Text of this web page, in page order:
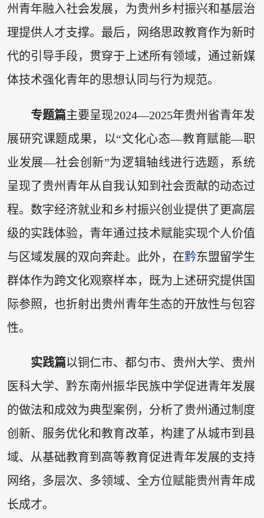
州青年融入社会发展，为贵州乡村振兴和基层治
理提供人才支撑。最后，网络思政教育作为新时
代的引导手段，贯穿于上述所有领域，通过新媒
体技术强化青年的思想认同与行为规范。
专题篇主要呈现2024—2025年贵州省青年发
展研究课题成果，以“文化心态—教育赋能—职
业发展—社会创新”为逻辑轴线进行选题，系统
呈现了贵州青年从自我认知到社会贡献的动态过
程。数字经济就业和乡村振兴创业提供了更高层
级的实践体验，青年通过技术赋能实现个人价值
与区域发展的双向奔赴。此外，在黔东盟留学生
群体作为跨文化观察样本，既为上述研究提供国
际参照，也折射出贵州青年生态的开放性与包容
性。
实践篇以铜仁市、都匀市、贵州大学、贵州
医科大学、黔东南州振华民族中学促进青年发展
的做法和成效为典型案例，分析了贵州通过制度
创新、服务优化和教育改革，构建了从城市到县
域、从基础教育到高等教育促进青年发展的支持
网络，多层次、多领域、全方位赋能贵州青年成
长成才。